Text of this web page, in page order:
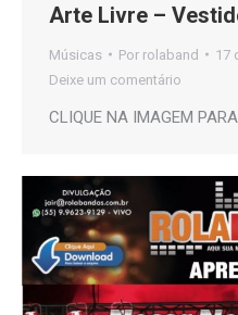
Arte Livre –
Músicas Por rolaband
17
Deixe um comentário
CLIQUE NA IMAGEM